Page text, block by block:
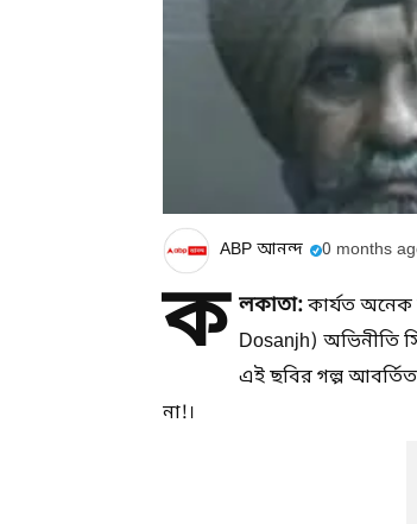
ABP আনন্দ 0 months
ক লকাতা:কার্যত অনেক
Dosanjh) অভিনীতি
এই ছবির গল্প
না!।